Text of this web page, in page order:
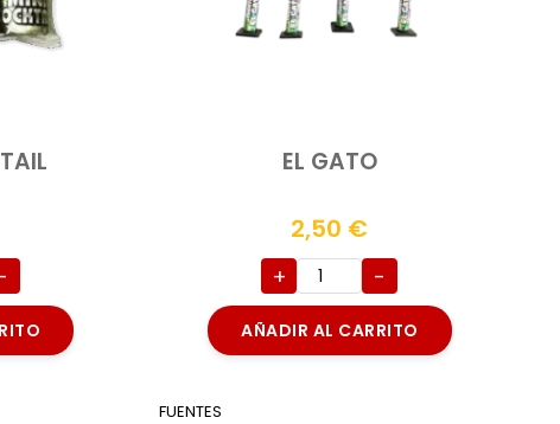
EL GATO
2,50 €
+ -
AÑADIR AL CARRITO
FUENTES